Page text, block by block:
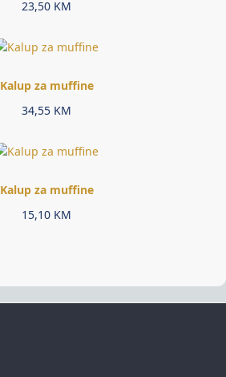
23,50 KM
Kalup za muffine
34,55 KM
Kalup za muffine
15,10 KM